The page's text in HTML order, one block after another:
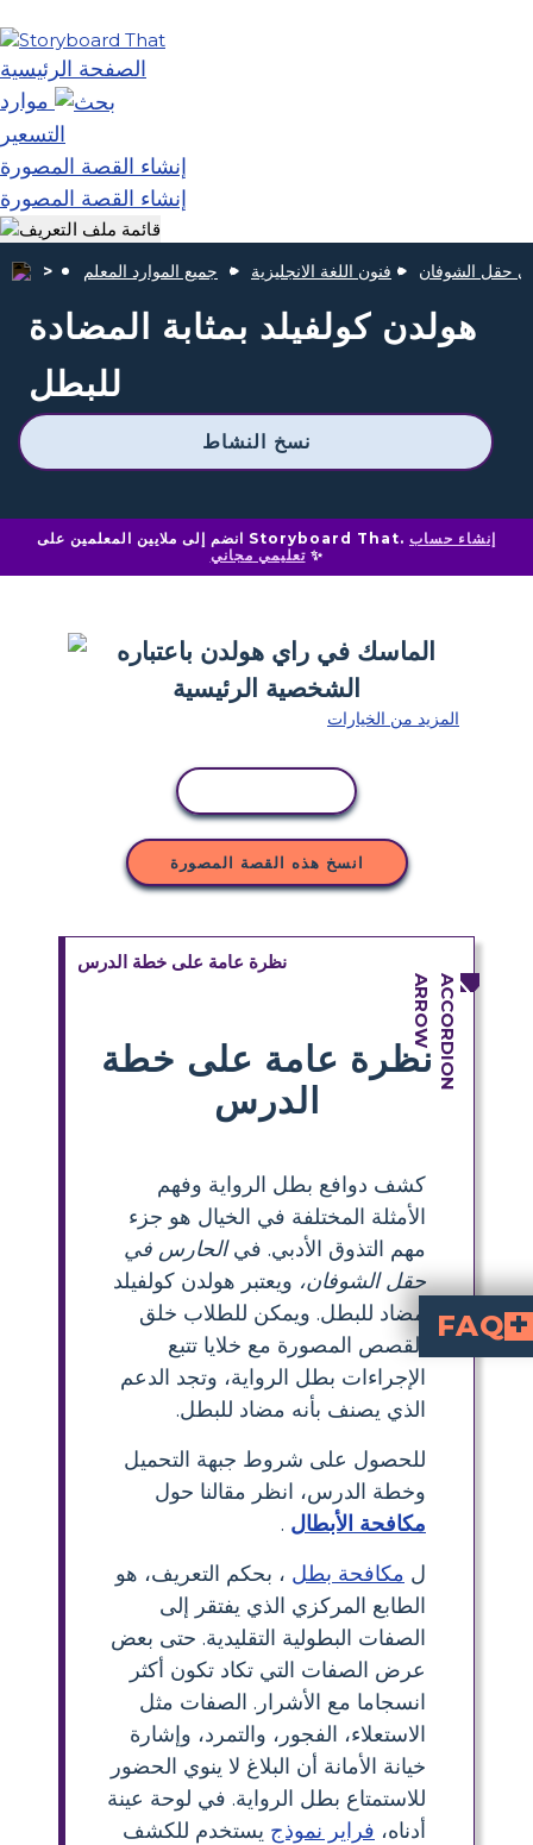
الصفحة الرئيسية
موارد
التسعير
إنشاء القصة المصورة
إنشاء القصة المصورة
جميع الموارد المعلم فنون اللغة الانجليزية حقل الشوفان
هولدن كولفيلد بمثابة المضادة
للبطل
نسخ النشاط
انضم إلى ملايين المعلمين على Storyboard That. إنشاء حساب
تعليمي مجاني✨
المزيد من الخيارات
انسخ هذه القصة المصورة
نظرة عامة على خطة الدرس
نظرة عامة على خطة
الدرس
كشف دوافع بطل الرواية وفهم
الأمثلة المختلفة في الخيال هو جزء
مهم التذوق الأدبي. فيالحارس في
حقل الشوفان، ويعتبر هولدن كولفيلد
مضاد للبطل. ويمكن للطلاب خلق
القصص المصورة مع خلايا تتبع
الإجراءات بطل الرواية، وتجد الدعم
الذي يصنف بأنه مضاد للبطل.
للحصول على شروط جبهة التحميل
وخطة الدرس، انظر مقالنا حول
مكافحة الأبطال .
ل مكافحة بطل ، بحكم التعريف، هو
الطابع المركزي الذي يفتقر إلى
الصفات البطولية التقليدية. حتى بعض
عرض الصفات التي تكاد تكون أكثر
انسجاما مع الأشرار. الصفات مثل
الاستعلاء، الفجور، والتمرد، وإشارة
خيانة الأمانة أن البلاغ لا ينوي الحضور
للاستمتاع بطل الرواية. في لوحة عينة
أدناه، فراير نموذج يستخدم للكشف
FAQ